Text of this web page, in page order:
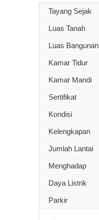
Tayang Sejak
Luas Tanah
Luas Bangunan
Kamar Tidur
Kamar Mandi
Sertifikat
Kondisi
Kelengkapan
Jumlah Lantai
Menghadap
Daya Listrik
Parkir